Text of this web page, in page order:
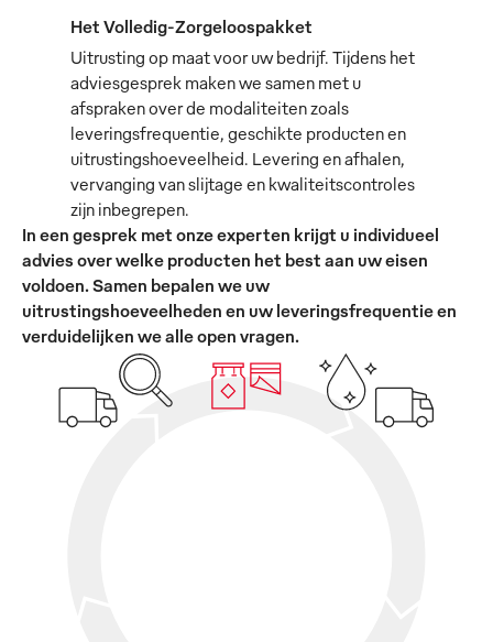
Het Volledig-Zorgeloospakket
Uitrusting op maat voor uw bedrijf. Tijdens het
adviesgesprek maken we samen met u
afspraken over de modaliteiten zoals
leveringsfrequentie, geschikte producten en
uitrustingshoeveelheid. Levering en afhalen,
vervanging van slijtage en kwaliteitscontroles
zijn inbegrepen.
In een gesprek met onze experten krijgt u individueel
advies over welke producten het best aan uw eisen
voldoen. Samen bepalen we uw
uitrustingshoeveelheden en uw leveringsfrequentie en
verduidelijken we alle open vragen.